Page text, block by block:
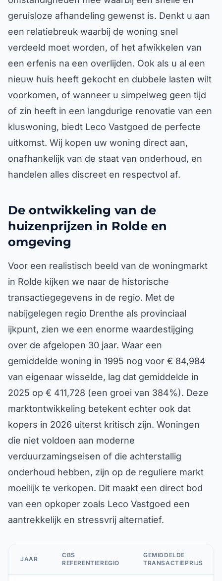
geruisloze afhandeling gewenst is. Denkt u aan
een relatiebreuk waarbij de woning snel
verdeeld moet worden, of het afwikkelen van
een erfenis na een overlijden. Ook als u al een
nieuw huis heeft gekocht en dubbele lasten wilt
voorkomen, of wanneer u simpelweg geen tijd
of zin heeft in een langdurige renovatie van een
kluswoning, biedt Leco Vastgoed de perfecte
uitkomst. Wij kopen uw woning direct aan,
onafhankelijk van de staat van onderhoud, en
handelen alles discreet en respectvol af.
De ontwikkeling van de
huizenprijzen in Rolde en
omgeving
Voor een realistisch beeld van de woningmarkt
in Rolde kijken we naar de historische
transactiegegevens in de regio. Met de
nabijgelegen regio Drenthe als provinciaal
ijkpunt, zien we een enorme waardestijging
over de afgelopen 30 jaar. Waar een
gemiddelde woning in 1995 nog voor € 84,984
van eigenaar wisselde, lag dat gemiddelde in
2025 op € 411,728 (een groei van 384%). Deze
marktontwikkeling betekent echter ook dat
kopers in 2026 uiterst kritisch zijn. Woningen
die niet voldoen aan moderne
verduurzamingseisen of die achterstallig
onderhoud hebben, zijn op de reguliere markt
moeilijk te verkopen. Dit maakt een direct bod
van een opkoper zoals Leco Vastgoed een
aantrekkelijk en stressvrij alternatief.
JAAR
CBS
REFERENTIEREGIO
GEMIDDELDE
TRANSACTIEPRIJS